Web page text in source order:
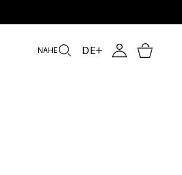
NAHE DE